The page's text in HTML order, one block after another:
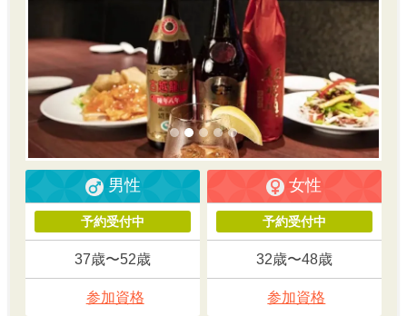
男性
予約受付中
37歳〜52歳
参加資格
女性
予約受付中
32歳〜48歳
参加資格